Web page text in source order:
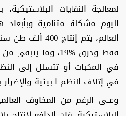
لمعالجة النفايات
اليوم مشكلة متنامية
فقط وحرق %19، وما
في المكبات أو تتسلل إلى
في إتلاف النظم البيئية
وعلى الرغم من المخاوف